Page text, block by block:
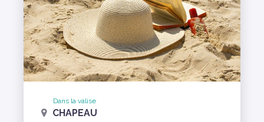
Dans la valise
CHAPEAU